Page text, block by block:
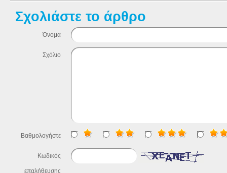
Σχολιάστε το άρθρο
Όνομα
Σχόλιο
Βαθμολογήστε
Κωδικός
επαλήθευσης